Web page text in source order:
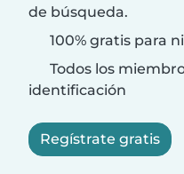
de búsqueda.
100% gratis para
Todos los
identificación
Regístrate gratis